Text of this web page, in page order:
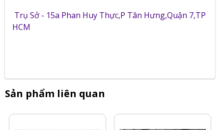
Trụ Sở - 15a Phan Huy Thực,P Tân Hưng,Quận 7,TP
HCM
Sản phẩm liên quan